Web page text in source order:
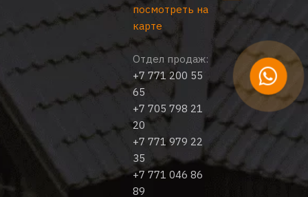
посмотреть на
карте
Отдел продаж:
+7 771 200 55
65
+7 705 798 21
20
+7 771 979 22
35
+7 771 046 86
89